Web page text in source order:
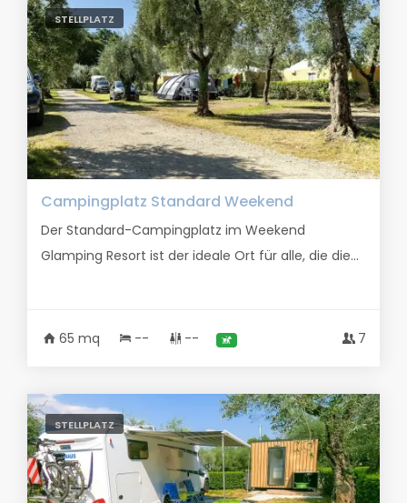
STELLPLATZ
Campingplatz Standard Weekend
Der Standard-Campingplatz im Weekend
Glamping Resort ist der ideale Ort für alle, die die...
65 mq -- -- 7
STELLPLATZ